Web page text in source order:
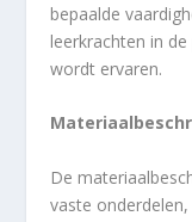
bepaalde
leerkrachten in
wordt ervaren.
De
vaste